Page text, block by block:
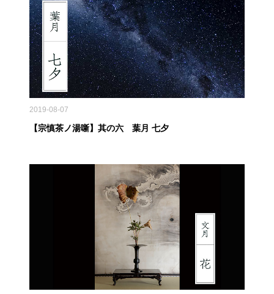
2019-08-07
【宗慎茶ノ湯噺】其の六 葉月 七夕